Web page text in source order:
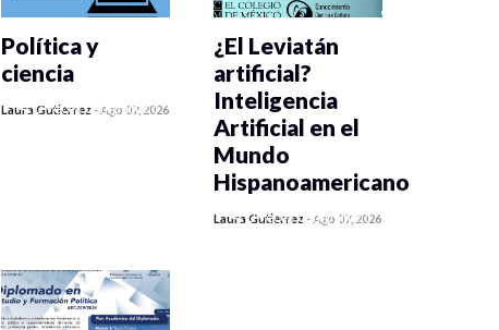
0 veces compartido
Política y
ciencia
Laura Gutiérrez -Ago 07, 2026
0 veces compartido
¿El Leviatán
artificial?
Inteligencia
Artificial en el
Mundo
Hispanoamericano
Laura Gutiérrez -Ago 07, 2026